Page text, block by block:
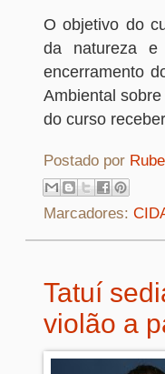
O objetivo do
da natureza e
encerramento
Ambiental
do curso
Postado por
Marcadores:
Tatuí
violão a